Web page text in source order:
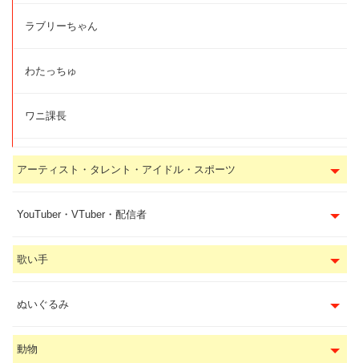
ラブリーちゃん
わたっちゅ
ワニ課長
アーティスト・タレント・アイドル・スポーツ
YouTuber・VTuber・配信者
歌い手
ぬいぐるみ
動物